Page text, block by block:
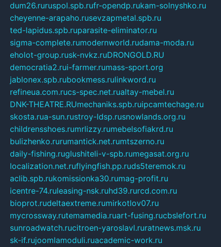
dum26.ruruspol.spb.rufr-opendp.rukam-solnyshko.ru
cheyenne-arapaho.rusevzapmetal.spb.ru
ted-lapidus.spb.ruparasite-eliminator.ru
sigma-complete.rumodernworld.rudama-moda.ru
eholot-group.rusk-nvkz.ruDRONGOLD.RU
democratia2.rui-farmer.rumass-sport.org
jablonex.spb.rubookmess.rulinkword.ru
refineua.com.rucs-spec.net.rualtay-mebel.ru
DNK-THEATRE.RUmechaniks.spb.ruipcamtechage.ru
skosta.rua-sun.rustroy-ldsp.rusnowlands.org.ru
childrensshoes.rumrlizzy.rumebelsofiakrd.ru
bulizhenko.rurumantick.net.rumtszerno.ru
daily-fishing.ruglushiteli-v-spb.rumegasat.org.ru
localization.net.ruflyingfish.pp.ruds5teremok.ru
aclib.spb.rukomissionka30.rumag-profit.ru
icentre-74.ruleasing-nsk.ruhd39.rurcd.com.ru
bioprot.rudeltaextreme.rumirkotlov07.ru
mycrossway.rutemamedia.ruart-fusing.rucbslefort.ru
sunroadwatch.rucitroen-yaroslavl.ruratnews.msk.ru
sk-if.rujoomlamoduli.ruacademic-work.ru